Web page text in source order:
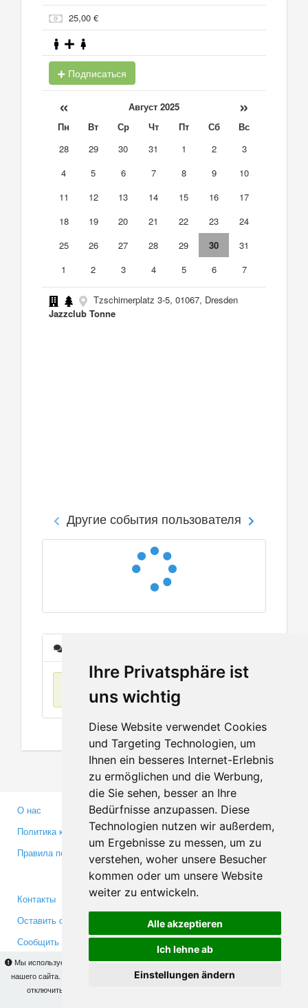
Ihre Privatsphäre ist
uns wichtig
Diese Website verwendet Cookies
und Targeting Technologien, um
Ihnen ein besseres Internet-Erlebnis
zu ermöglichen und die Werbung,
die Sie sehen, besser an Ihre
Bedürfnisse anzupassen. Diese
Technologien nutzen wir außerdem,
um Ergebnisse zu messen, um zu
verstehen, woher unsere Besucher
kommen oder um unsere Website
weiter zu entwickeln.
Alle akzeptieren
Ich lehne ab
Einstellungen ändern
Мы используем cookies для того, чтобы Вы могли использовать весь функционал
нашего сайта. На
Вы сможете узнать подробности и, при желании,
отключить использование cookies. Продолжая пользоваться сайтом, Вы
25,00 €
Подписаться
« Август 2025 »
Пн Вт Ср Чт Пт Сб
Вс
28
29 30 31 1 2
3
4
5 6 7 8 9
10
11
12 13 14 15 16
17
18
19 20 21 22 23
24
25
26 27 28 29 30
31
1
2 3 4 5 6 7
Tzschirnerplatz 3-5, 01067, Dresden
Jazzclub Tonne
Другие события пользователя
О нас
Политика конфиденциальности
Правила пользования
Партнерам
Инвесторам
Медиа
Контакты
Оставить отзыв
Сообщить об ошибке
Facebook
Twitter
YouTube
Google+